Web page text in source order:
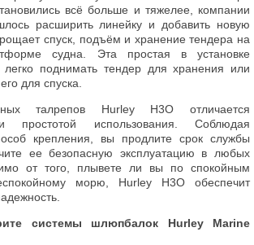
всё больше и тяжелее, компании
расширить линейку и добавить новую
спуск, подъём и хранение тендера на
судна. Эта простая в установке
легко поднимать тендер для хранения или
для спуска.
талрепов Hurley H3O отличается
простотой использования. Соблюдая
крепления, вы продлите срок службы
ее безопасную эксплуатацию в любых
от того, плывете ли вы по спокойным
морю, Hurley H3O обеспечит
системы шлюпбалок Hurley Marine